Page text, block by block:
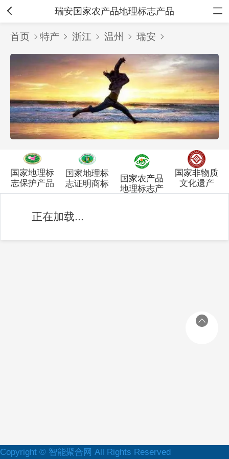
瑞安国家农产品地理标志产品
首页 特产 浙江 温州 瑞安
国家地理标
志保护产品
国家地理标
志证明商标
国家农产品
地理标志产
国家非物质
文化遗产
正在加载...
Copyright © 智能聚合网 All Rights Reserved